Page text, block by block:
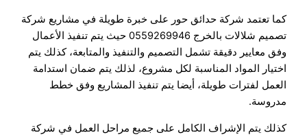
كما تعتمد شركة حدائق حور على خبرة طويلة في مشاريع شركة
تصميم شلالات بالخرج 0559269946 حيث يتم تنفيذ الأعمال
وفق معايير دقيقة تشمل التصميم والتنفيذ والمتابعة، كذلك يتم
اختيار المواد المناسبة لكل مشروع، لذلك يتم ضمان استدامة
العمل لفترات طويلة، أيضا يتم تنفيذ المشاريع وفق خطط
مدروسة.
كذلك يتم الإشراف الكامل على جميع مراحل العمل في شركة